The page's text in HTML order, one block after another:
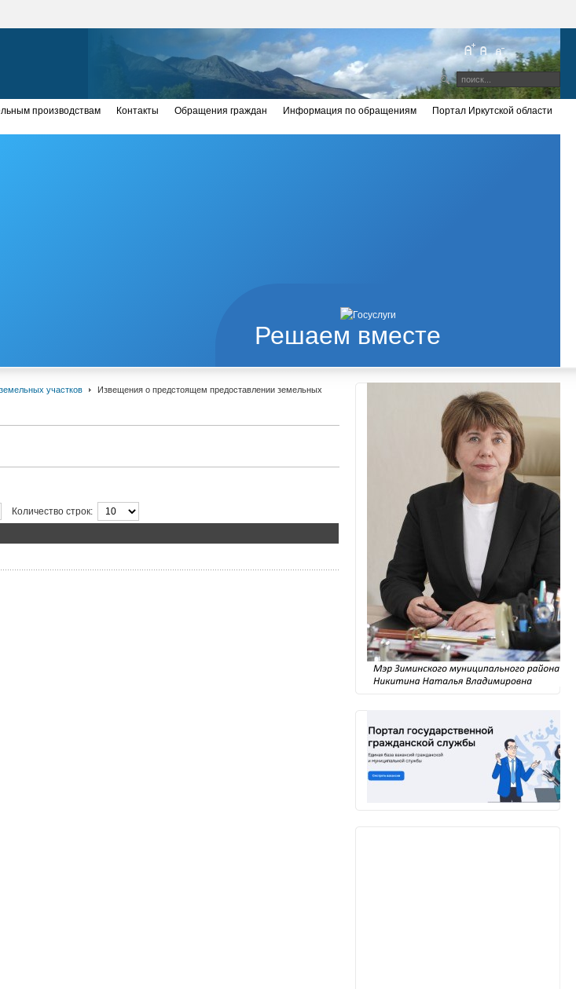
Портал Иркутской области
Информация по обращениям
Обращения граждан
Контакты
производствам
Решаем вместе
участков
Извещения о предстоящем предоставлении земельных
Количество строк: